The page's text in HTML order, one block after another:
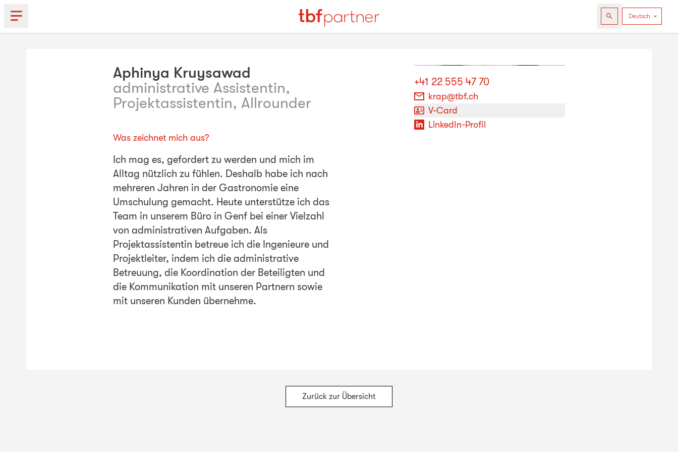
Aphinya Kruysawad
administrative Assistentin,
Projektassistentin, Allrounder
Was zeichnet mich aus?
Ich mag es, gefordert zu werden und mich im
Alltag nützlich zu fühlen. Deshalb habe ich nach
mehreren Jahren in der Gastronomie eine
Umschulung gemacht. Heute unterstütze ich das
Team in unserem Büro in Genf bei einer Vielzahl
von administrativen Aufgaben. Als
Projektassistentin betreue ich die Ingenieure und
Projektleiter, indem ich die administrative
Betreuung, die Koordination der Beteiligten und
die Kommunikation mit unseren Partnern sowie
mit unseren Kunden übernehme.
+41 22 555 47 70
krap@tbf.ch
V-Card
LinkedIn-Profil
Zurück zur Übersicht